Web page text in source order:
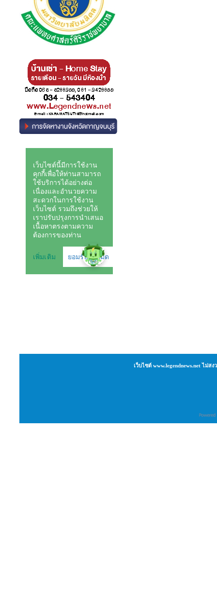
เว็บไซต์ www.legendnews.net ไม่